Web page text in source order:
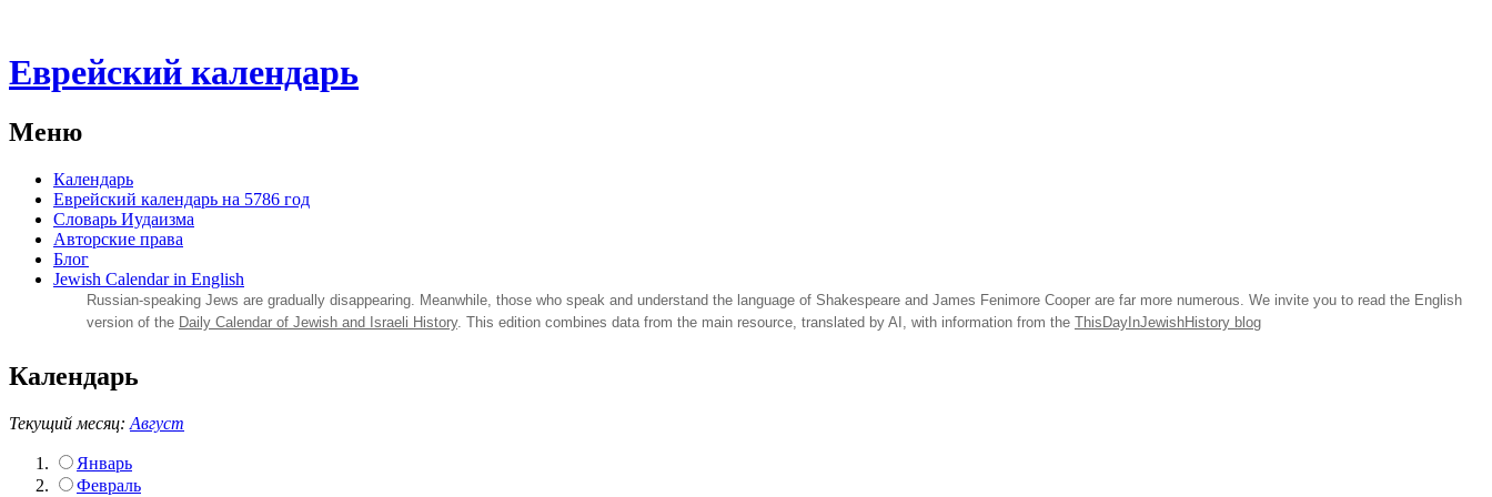
Еврейский календарь
Меню
Календарь
Еврейский календарь на 5786 год
Словарь Иудаизма
Авторские права
Блог
Jewish Calendar in English
Russian‑speaking Jews are gradually disappearing. Meanwhile, those who speak and understand the language of Shakespeare and James Fenimore Cooper are far more numerous. We invite you to read the English
version of the Daily Calendar of Jewish and Israeli History. This edition combines data from the main resource, translated by AI, with information from the ThisDayInJewishHistory blog
Календарь
Текущий месяц: Август
Январь
Февраль